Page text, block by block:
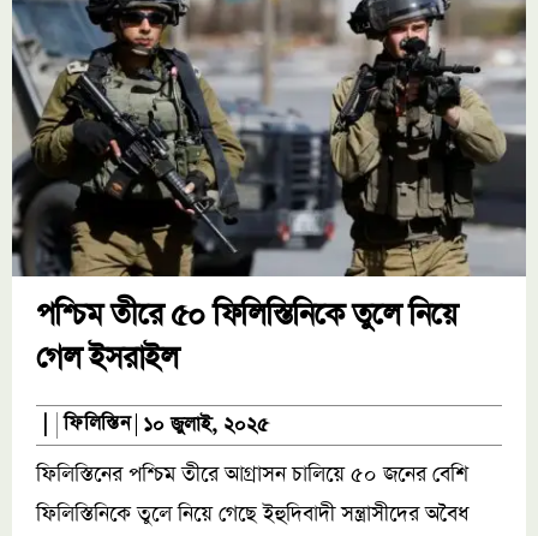
পশ্চিম তীরে ৫০ ফিলিস্তিনিকে তুলে নিয়ে
গেল ইসরাইল
ফিলিস্তিন ১০ জুলাই, ২০২৫
ফিলিস্তিনের পশ্চিম তীরে আগ্রাসন চালিয়ে ৫০ জনের বেশি
ফিলিস্তিনিকে তুলে নিয়ে গেছে ইহুদিবাদী সন্ত্রাসীদের অবৈধ